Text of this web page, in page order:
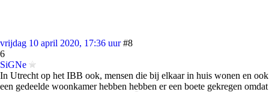
vrijdag 10 april 2020, 17:36 uur #8
6
SiGNe
In Utrecht op het IBB ook, mensen die bij elkaar in huis wonen en ook
een gedeelde woonkamer hebben hebben er een boete gekregen omdat